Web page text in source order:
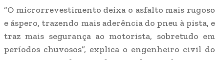
“O microrrevestimento deixa o asfalto mais rugoso
e áspero, trazendo mais aderência do pneu à pista, e
traz mais segurança ao motorista, sobretudo em
períodos chuvosos”, explica o engenheiro civil do